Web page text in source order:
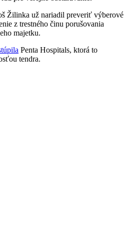
Žilinka už nariadil preveriť výberové
z trestného činu porušovania
majetku.
Penta Hospitals, ktorá to
tendra.